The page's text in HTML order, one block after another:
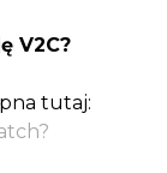
V2C?
tutaj: